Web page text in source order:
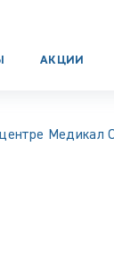
АКЦИИ
Медикал